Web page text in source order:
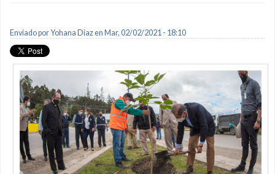
Enviado porYohana Diazen Mar, 02/02/2021 - 18:10